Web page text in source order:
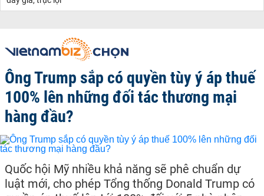
Ông Trump sắp có quyền tùy ý áp thuế
100% lên những đối tác thương mại
hàng đầu?
Quốc hội Mỹ nhiều khả năng sẽ phê chuẩn dự
luật mới, cho phép Tổng thống Donald Trump có